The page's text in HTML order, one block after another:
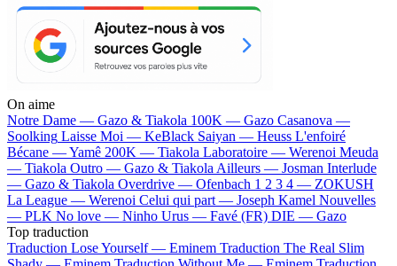
On aime
Notre Dame — Gazo & Tiakola 100K — Gazo Casanova —
Soolking Laisse Moi — KeBlack Saiyan — Heuss L'enfoiré
Bécane —Yamê 200K — Tiakola Laboratoire — Werenoi Meuda
— Tiakola Outro — Gazo & TiakolaAilleurs — Josman Interlude
— Gazo & Tiakola Overdrive — Ofenbach 1 2 3 4 — ZOKUSH
La League — Werenoi Celui qui part — Joseph Kamel Nouvelles
— PLK No love — Ninho Urus — Favé (FR) DIE — Gazo
Top traduction
Traduction Lose Yourself — Eminem Traduction The Real Slim